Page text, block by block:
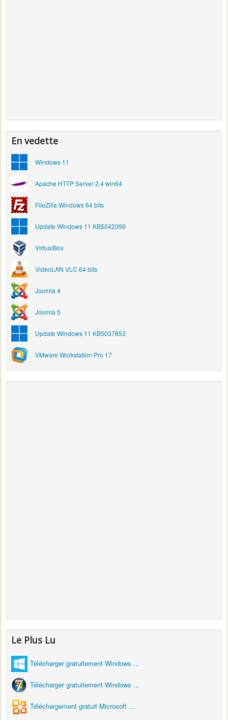
En vedette
Windows 11
Apache HTTP Server 2.4 win64
FileZilla Windows 64 bits
Update Windows 11 KB5042099
VirtualBox
VideoLAN VLC 64 bits
Joomla 4
Joomla 5
Update Windows 11 KB5037853
VMware Workstation Pro 17
Le Plus Lu
Télécharger gratuitement Windows ...
Télécharger gratuitement Windows ...
Téléchargement gratuit Microsoft ...